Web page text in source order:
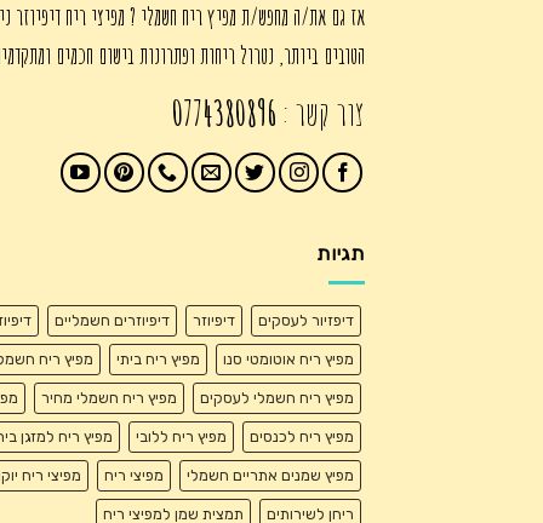
אז גם את/ה מחפש/ת מפיץ ריח חשמלי ? מפיצי ריח דיפיוזר
הטובים ביותר, נטרול ריחות ופתרונות בישום חכמים
צור קשר : 0774380896
תגיות
דיפזיור לעסקים דיפיוזר דיפיוזרים חשמליים
מפיץ ריח אוטומטי סנו מפיץ ריח ביתי מפיץ ריח
מפיץ ריח חשמלי לעסקים מפיץ ריח חשמלי מחיר
מפיץ ריח לכנסים מפיץ ריח ללובי מפיץ ריח למזגן
מפיץ שמנים אתריים חשמלי מפיצי ריח מפיצי ריח
ריחן לשירותים תמצית שמן למפיצי ריח